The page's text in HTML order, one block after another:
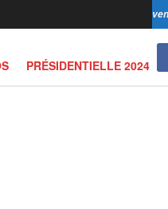
PRÉSIDENTIELLE 2024